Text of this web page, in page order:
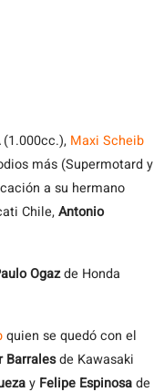
(1.000cc.), Maxi Scheib
más (Supermotard y
a su hermano
Chile,Antonio
Ogazde Honda
quien se quedó con el
Barralesde Kawasaki
y Felipe Espinosade